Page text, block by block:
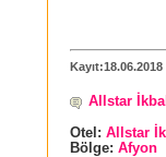
Allstar
Otel: Allstar
Bölge: Afyon